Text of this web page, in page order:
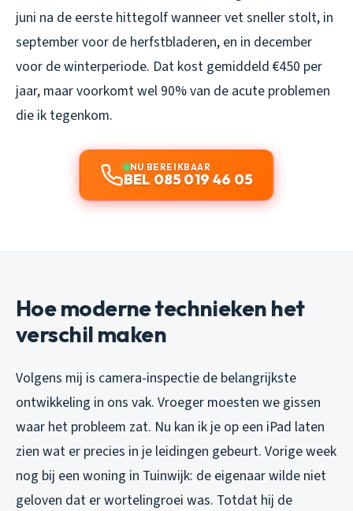
juni na de eerste hittegolf wanneer vet sneller stolt, in
september voor de herfstbladeren, en in december
voor de winterperiode. Dat kost gemiddeld €450 per
jaar, maar voorkomt wel 90% van de acute problemen
die ik tegenkom.
NU BEREIKBAAR
BEL 085 019 46 05
Hoe moderne technieken het
verschil maken
Volgens mij is camera-inspectie de belangrijkste
ontwikkeling in ons vak. Vroeger moesten we gissen
waar het probleem zat. Nu kan ik je op een iPad laten
zien wat er precies in je leidingen gebeurt. Vorige week
nog bij een woning in Tuinwijk: de eigenaar wilde niet
geloven dat er wortelingroei was. Totdat hij de